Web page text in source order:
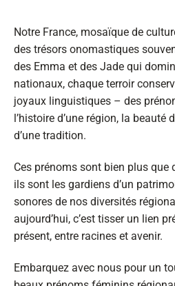
Notre France, mosaïque de
des trésors onomastiques
des Emma et des Jade qui
nationaux, chaque terroir
joyaux linguistiques – des
l’histoire d’une région, la beauté
d’une tradition.
Ces prénoms sont bien plus que
ils sont les gardiens d’un
sonores de nos diversités
aujourd’hui, c’est tisser un lien
présent, entre racines et avenir.
Embarquez avec nous pour un